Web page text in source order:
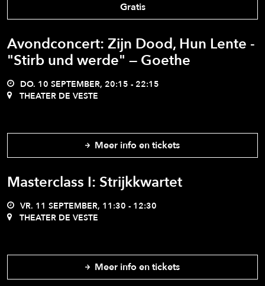
Gratis
Avondconcert: Zijn Dood, Hun Lente -
"Stirb und werde" — Goethe
DO. 10 SEPTEMBER, 20:15 - 22:15
THEATER DE VESTE
Meer info en tickets
Masterclass I: Strijkkwartet
VR. 11 SEPTEMBER, 11:30 - 12:30
THEATER DE VESTE
Meer info en tickets